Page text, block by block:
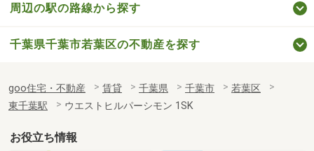
周辺の駅の路線から探す
千葉県千葉市若葉区の不動産を探す
goo住宅・不動産 賃貸 千葉県 千葉市
若葉区
東千葉駅
ウエストヒルパーシモン 1SK
お役立ち情報